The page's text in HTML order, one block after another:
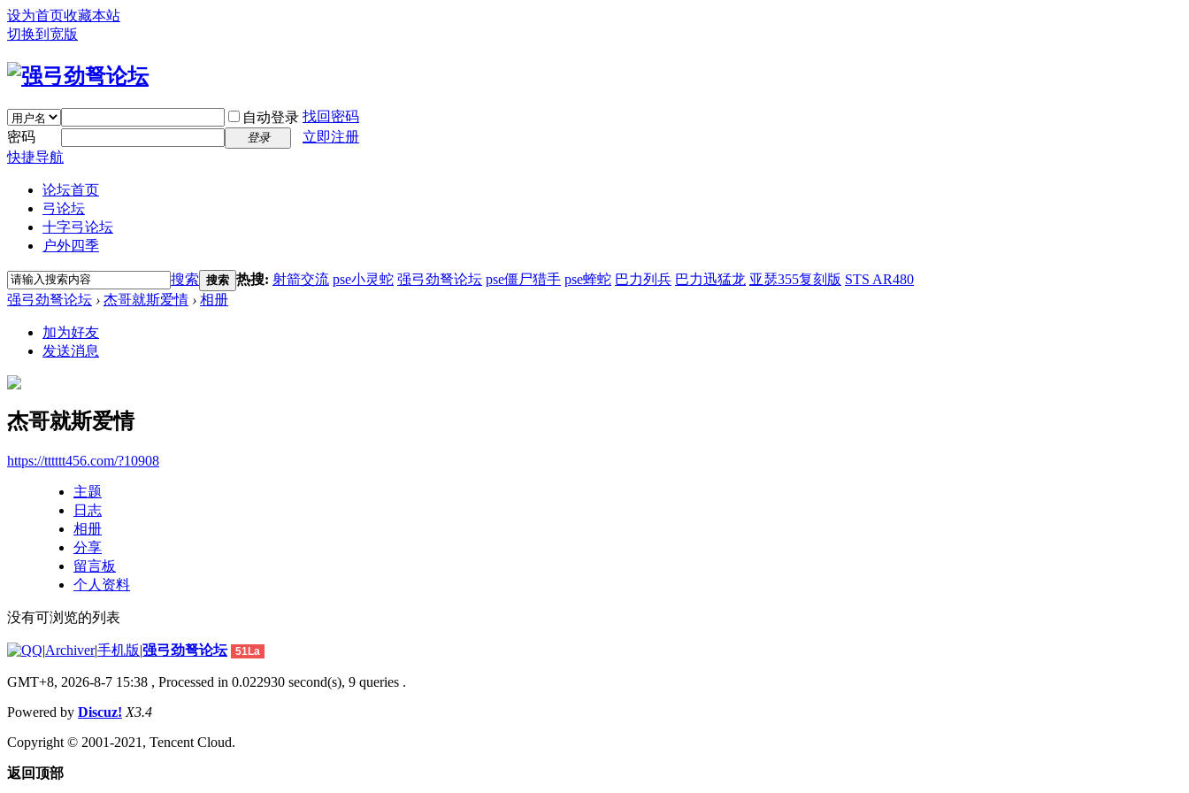
设为首页收藏本站
切换到宽版
自动登录 找回密码
密码
登录
立即注册
快捷导航
论坛首页
弓论坛
十字弓论坛
户外四季
搜索 搜索 热搜: 射箭交流 pse小灵蛇 强弓劲弩论坛 pse僵尸猎手 pse蝰蛇 巴力列兵 巴力迅猛龙 亚瑟355复刻版 STS AR480
强弓劲弩论坛 › 杰哥就斯爱情 › 相册
加为好友
发送消息
杰哥就斯爱情
https://tttttt456.com/?10908
主题
日志
相册
分享
留言板
个人资料
没有可浏览的列表
|Archiver|手机版|强弓劲弩论坛 51La
GMT+8, 2026-8-7 15:38 , Processed in 0.022930 second(s), 9 queries .
Powered by Discuz! X3.4
Copyright © 2001-2021, Tencent Cloud.
返回顶部